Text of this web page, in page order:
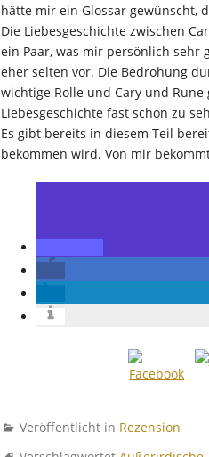
hätte mir ein Glossar gewünscht,
Die Liebesgeschichte zwischen
ein Paar, was mir persönlich sehr
eher selten vor. Die Bedrohung
wichtige Rolle und Cary und
Liebesgeschichte fast schon zu
Es gibt bereits in diesem Teil
bekommen wird. Von mir
Veröffentlicht in Rezension